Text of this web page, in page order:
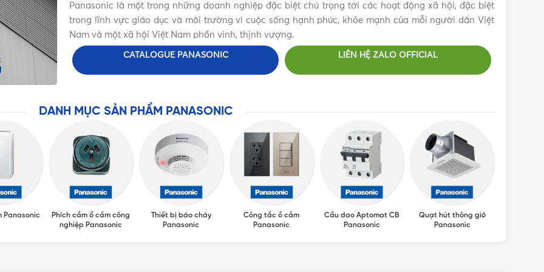
Panasonic là một trong những doanh nghiệp đặc biệt chú trọng tới các hoạt động xã hội, đặc biệt
trong lĩnh vực giáo dục và môi trường vì cuộc sống hạnh phúc, khỏe mạnh của mỗi người dân Việt
Nam và một xã hội Việt Nam phồn vinh, thịnh vượng.
CATALOGUE PANASONIC LIÊN HỆ ZALO OFFICIAL
DANH MỤC SẢN PHẨM PANASONIC
Panasonic
Phích cắm ổ cắm công
nghiệp Panasonic
Thiết bị báo cháy
Panasonic
Công tắc ổ cắm
Panasonic
Cầu dao Aptomat CB
Panasonic
Quạt hút thông gió
Panasonic